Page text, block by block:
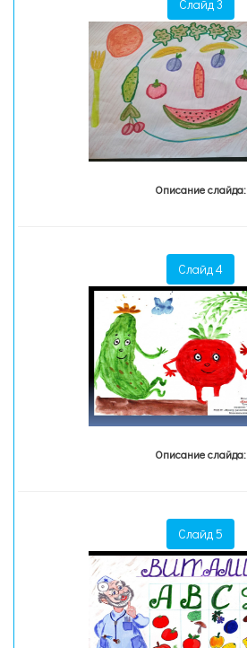
Слайд 3
Описание слайда:
Слайд 4
Описание слайда:
Слайд 5